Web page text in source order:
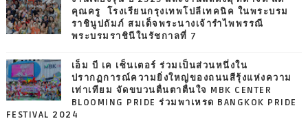
คุณครู โรงเรียนกรุงเทพโปลีเทคนิค ในพระบรม
ราชินูปถัมภ์ สมเด็จพระนางเจ้ารำไพพรรณี
พระบรมราชินีในรัชกาลที่ 7
เอ็ม บี เค เซ็นเตอร์ ร่วมเป็นส่วนหนึ่งใน
ปรากฏการณ์ความยิ่งใหญ่ของถนนสีรุ้งแห่งความ
เท่าเทียม จัดขบวนตื่นตาตื่นใจ MBK CENTER
BLOOMING PRIDE ร่วมพาเหรด BANGKOK PRIDE
FESTIVAL 2024